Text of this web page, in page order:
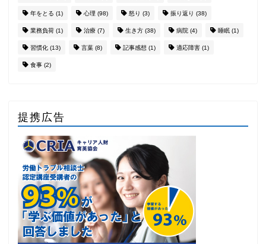
年をとる (1) 心理 (98) 怒り (3) 振り返り (38)
業務負荷 (1) 治療 (7) 生き方 (38) 病院 (4) 睡眠 (1)
習慣化 (13) 言葉 (8) 記事感想 (1) 適応障害 (1)
食事 (2)
提携広告